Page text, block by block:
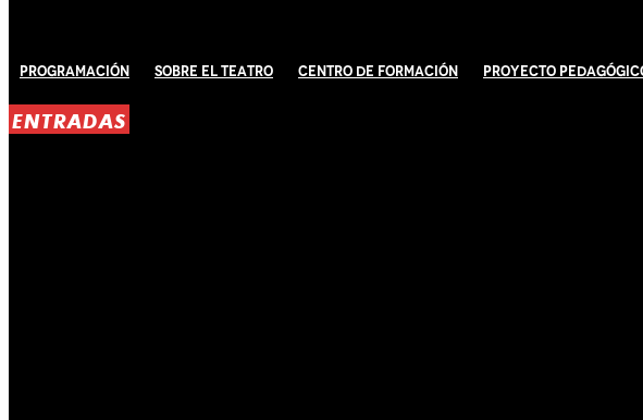
Programación Sobre El Teatro Centro de Formación Proyecto
ENTRADAS